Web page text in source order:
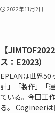
2022年11月2日
【
ス：E2023）
EPLANは世界50
計」「製作」「
ている。今回工
る。 Cogineerは